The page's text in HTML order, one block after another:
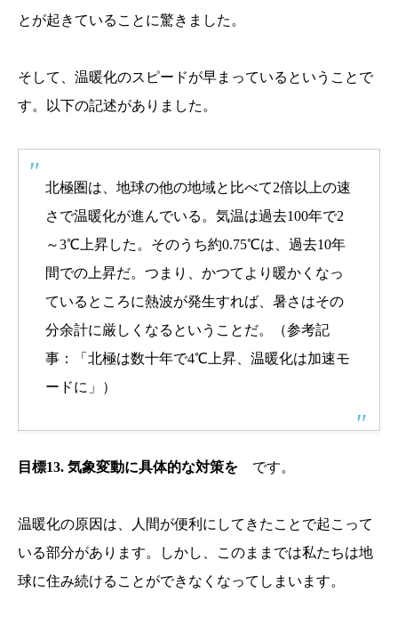
とが起きていることに驚きました。
そして、温暖化のスピードが早まっているということで
す。以下の記述がありました。
北極圏は、地球の他の地域と比べて2倍以上の速
さで温暖化が進んでいる。気温は過去100年で2
～3℃上昇した。そのうち約0.75℃は、過去10年
間での上昇だ。つまり、かつてより暖かくなっ
ているところに熱波が発生すれば、暑さはその
分余計に厳しくなるということだ。（参考記
事：「北極は数十年で4℃上昇、温暖化は加速モ
ードに」）
目標13. 気象変動に具体的な対策を です。
温暖化の原因は、人間が便利にしてきたことで起こって
いる部分があります。しかし、このままでは私たちは地
球に住み続けることができなくなってしまいます。